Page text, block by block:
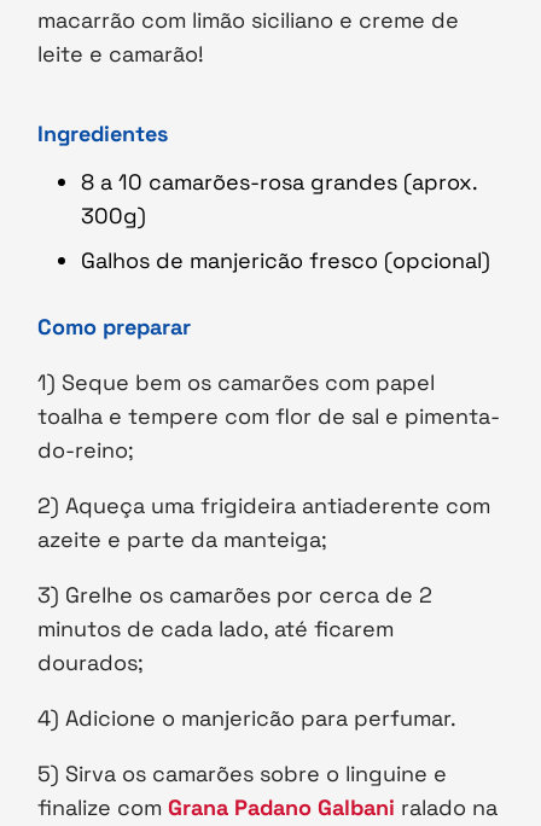
macarrão com limão siciliano e creme de
leite e camarão!
Ingredientes
8 a 10 camarões-rosa grandes (aprox.
300g)
Galhos de manjericão fresco (opcional)
Como preparar
1) Seque bem os camarões com papel
toalha e tempere com flor de sal e pimenta-
do-reino;
2) Aqueça uma frigideira antiaderente com
azeite e parte da manteiga;
3) Grelhe os camarões por cerca de 2
minutos de cada lado, até ficarem
dourados;
4) Adicione o manjericão para perfumar.
5) Sirva os camarões sobre o linguine e
finalize com Grana Padano Galbani ralado na